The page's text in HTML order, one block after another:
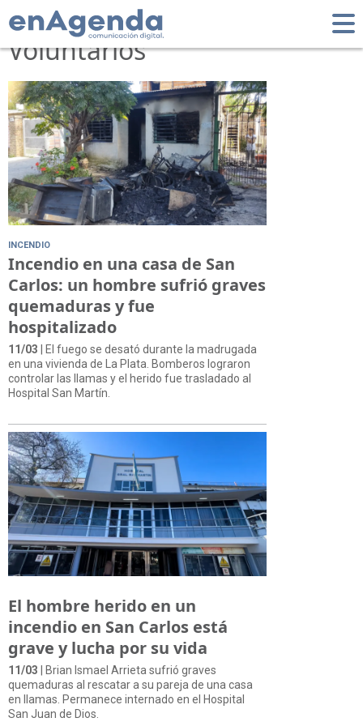
Tag: Bomberos
Voluntarios
INCENDIO
Incendio en una casa de San
Carlos: un hombre sufrió graves
quemaduras y fue
hospitalizado
11/03 | El fuego se desató durante la madrugada
en una vivienda de La Plata. Bomberos lograron
controlar las llamas y el herido fue trasladado al
Hospital San Martín.
El hombre herido en un
incendio en San Carlos está
grave y lucha por su vida
11/03 | Brian Ismael Arrieta sufrió graves
quemaduras al rescatar a su pareja de una casa
en llamas. Permanece internado en el Hospital
San Juan de Dios.